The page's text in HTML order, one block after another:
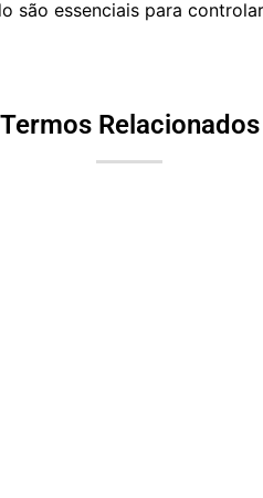
são essenciais para
Termos Relacionados